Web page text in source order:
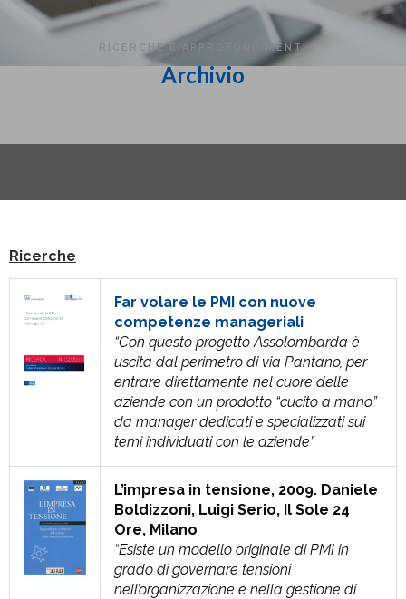
RICERCHE E APPROFONDIMENTI
Archivio
Ricerche
Far volare le PMI con nuove
competenze manageriali
“Con questo progetto Assolombarda è
uscita dal perimetro di via Pantano, per
entrare direttamente nel cuore delle
aziende con un prodotto “cucito a mano”
da managerdedicati e specializzati sui
temi individuati con le aziende”
L’impresa in tensione, 2009. Daniele
Boldizzoni, Luigi Serio, Il Sole 24
Ore, Milano
“Esiste un modello originale di PMI in
grado di governare tensioni
nell’organizzazione e nella gestione di